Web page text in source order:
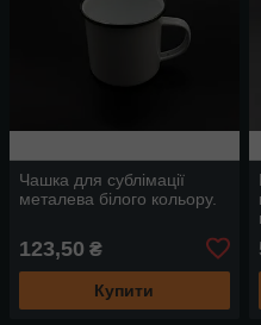
Чашка для сублімації
металева білого кольору.
123,50 ₴
Купити